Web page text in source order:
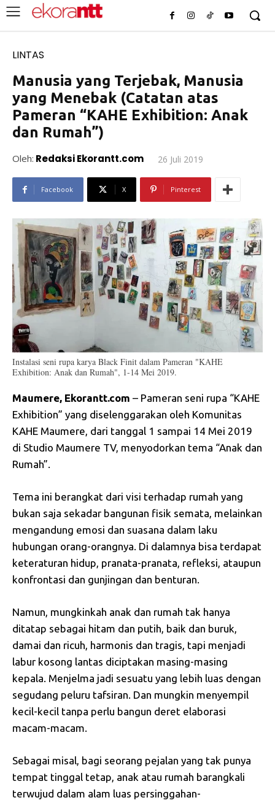
LINTAS
Manusia yang Terjebak, Manusia
yang Menebak (Catatan atas
Pameran “KAHE Exhibition: Anak
dan Rumah”)
Oleh: Redaksi Ekorantt.com 26 Juli 2019
Facebook X Pinterest
Instalasi seni rupa karya Black Finit dalam Pameran "KAHE
Exhibition: Anak dan Rumah", 1-14 Mei 2019.
Maumere, Ekorantt.com – Pameran seni rupa “KAHE
Exhibition” yang diselenggarakan oleh Komunitas
KAHE Maumere, dari tanggal 1 sampai 14 Mei 2019
di Studio Maumere TV, menyodorkan tema “Anak dan
Rumah”.
Tema ini berangkat dari visi terhadap rumah yang
bukan saja sekadar bangunan fisik semata, melainkan
mengandung emosi dan suasana dalam laku
hubungan orang-orangnya. Di dalamnya bisa terdapat
keteraturan hidup, pranata-pranata, refleksi, ataupun
konfrontasi dan gunjingan dan benturan.
Namun, mungkinkah anak dan rumah tak hanya
ditatap sebagai hitam dan putih, baik dan buruk,
damai dan ricuh, harmonis dan tragis, tapi menjadi
labur kosong lantas diciptakan masing-masing
kepala. Menjelma jadi sesuatu yang lebih luas dengan
segudang peluru tafsiran. Dan mungkin menyempil
kecil-kecil tanpa perlu bangun deret elaborasi
macam-macam.
Sebagai misal, bagi seorang pejalan yang tak punya
tempat tinggal tetap, anak atau rumah barangkali
terwujud dalam alam luas persinggahan-